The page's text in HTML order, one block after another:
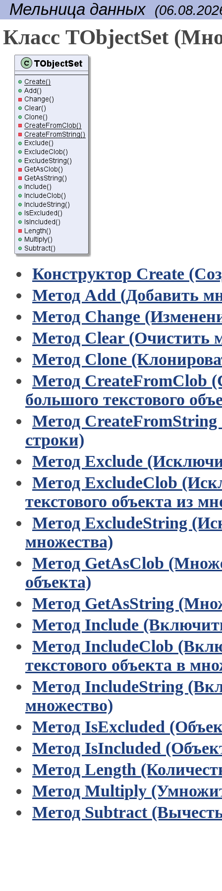
Мельница данных
Класс TObjectSet
Конструктор Create
Метод Add (Добавить
Метод Change
Метод Clear (Очистить
Метод Clone
Метод CreateFromClob
большого текстового
Метод CreateFromString
строки)
Метод Exclude
Метод ExcludeClob
текстового объекта из
Метод ExcludeString
множества)
Метод GetAsClob
объекта)
Метод GetAsString
Метод Include
Метод IncludeClob
текстового объекта в
Метод IncludeString
множество)
Метод IsExcluded
Метод IsIncluded
Метод Length
Метод Multiply
Метод Subtract